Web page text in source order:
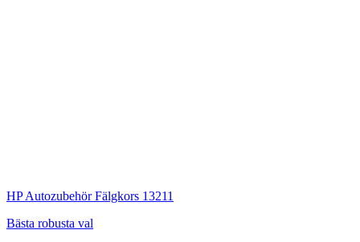
HP Autozubehör Fälgkors 13211
Bästa robusta val